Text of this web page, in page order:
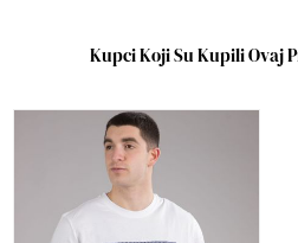
Kupci Koji Su Kupili Ovaj